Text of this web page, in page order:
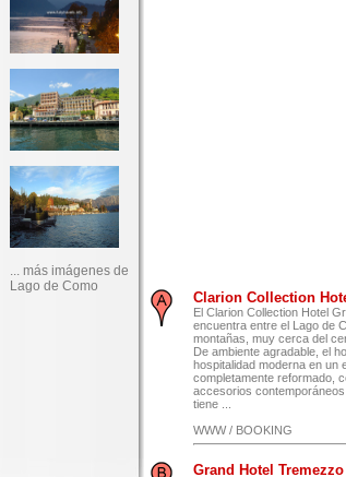
... más imágenes de
Lago de Como
Clarion Collection
El Clarion Collection Hotel
encuentra entre el Lago de
montañas, muy cerca del
De ambiente agradable, el
hospitalidad moderna en un
completamente reformado,
accesorios
tiene ...
WWW / BOOKING
Grand Hotel